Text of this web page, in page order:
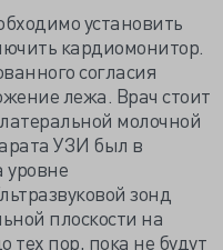
установить
кардиомонитор.
согласия
лежа. Врач стоит
молочной
УЗИ был в
зонд
плоскости на
пор, пока не будут